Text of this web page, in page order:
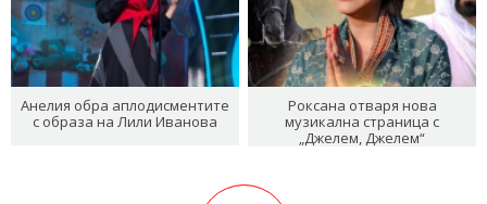
Анелия обра аплодисментите
с образа на Лили Иванова
Роксана отваря нова
музикална страница с
„Джелем, Джелем“